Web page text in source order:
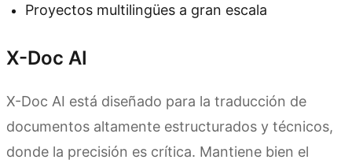
Proyectos multilingües a gran escala
X-Doc AI
X-Doc AI está diseñado para la traducción de
documentos altamente estructurados y técnicos,
donde la precisión es crítica. Mantiene bien el